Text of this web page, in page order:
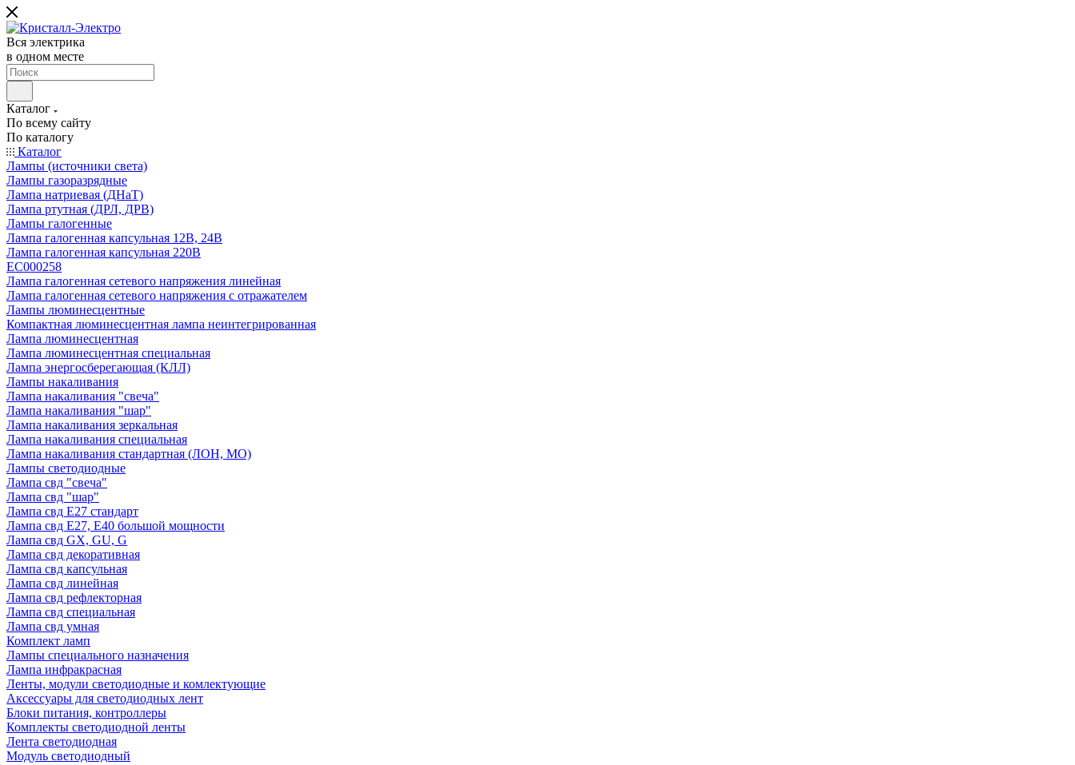
Вся электрика
в одном месте
Каталог
По всему сайту
По каталогу
Каталог
Лампы (источники света)
Лампы газоразрядные
Лампа натриевая (ДНаТ)
Лампа ртутная (ДРЛ, ДРВ)
Лампы галогенные
Лампа галогенная капсульная 12В, 24В
Лампа галогенная капсульная 220В
EC000258
Лампа галогенная сетевого напряжения линейная
Лампа галогенная сетевого напряжения с отражателем
Лампы люминесцентные
Компактная люминесцентная лампа неинтегрированная
Лампа люминесцентная
Лампа люминесцентная специальная
Лампа энергосберегающая (КЛЛ)
Лампы накаливания
Лампа накаливания "свеча"
Лампа накаливания "шар"
Лампа накаливания зеркальная
Лампа накаливания специальная
Лампа накаливания стандартная (ЛОН, МО)
Лампы светодиодные
Лампа свд "свеча"
Лампа свд "шар"
Лампа свд E27 стандарт
Лампа свд E27, Е40 большой мощности
Лампа свд GX, GU, G
Лампа свд декоративная
Лампа свд капсульная
Лампа свд линейная
Лампа свд рефлекторная
Лампа свд специальная
Лампа свд умная
Комплект ламп
Лампы специального назначения
Лампа инфракрасная
Ленты, модули светодиодные и комлектующие
Аксессуары для светодиодных лент
Блоки питания, контроллеры
Комплекты светодиодной ленты
Лента светодиодная
Модуль светодиодный